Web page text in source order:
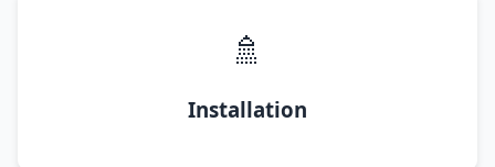
🚿
Installation